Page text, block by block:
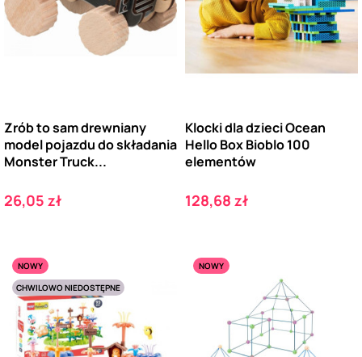
Zrób to sam drewniany
model pojazdu do składania
Monster Truck...
Cena
26,05 zł
Klocki dla dzieci Ocean
Hello Box Bioblo 100
elementów
Cena
128,68 zł
NOWY
CHWILOWO NIEDOSTĘPNE
NOWY